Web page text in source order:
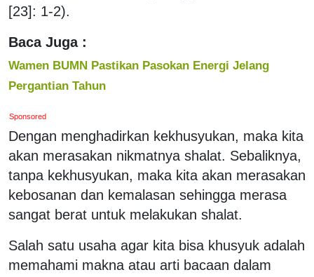
[23]: 1-2).
Baca Juga :
Wamen BUMN Pastikan Pasokan Energi Jelang
Pergantian Tahun
Sponsored
Dengan menghadirkan kekhusyukan, maka kita
akan merasakan nikmatnya shalat. Sebaliknya,
tanpa kekhusyukan, maka kita akan merasakan
kebosanan dan kemalasan sehingga merasa
sangat berat untuk melakukan shalat.
Salah satu usaha agar kita bisa khusyuk adalah
memahami makna atau arti bacaan dalam